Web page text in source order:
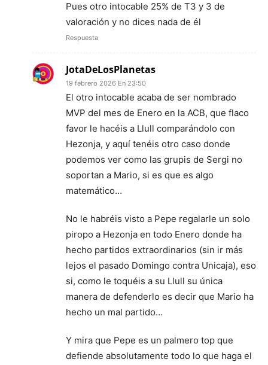
Pues otro intocable 25% de T3 y 3 de
valoración y no dices nada de él
Respuesta
JotaDeLosPlanetas
19 febrero 2026 En 23:50
El otro intocable acaba de ser nombrado
MVP del mes de Enero en la ACB, que flaco
favor le hacéis a Llull comparándolo con
Hezonja, y aquí tenéis otro caso donde
podemos ver como las grupis de Sergi no
soportan a Mario, si es que es algo
matemático…
No le habréis visto a Pepe regalarle un solo
piropo a Hezonja en todo Enero donde ha
hecho partidos extraordinarios (sin ir más
lejos el pasado Domingo contra Unicaja), eso
si, como le toquéis a su Llull su única
manera de defenderlo es decir que Mario ha
hecho un mal partido…
Y mira que Pepe es un palmero top que
defiende absolutamente todo lo que haga el